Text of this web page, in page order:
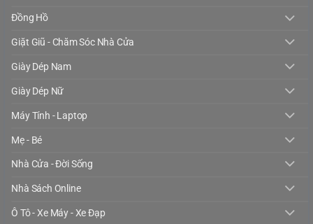
Đồng Hồ
Giặt Giũ - Chăm Sóc Nhà Cửa
Giày Dép Nam
Giày Dép Nữ
Máy Tính - Laptop
Mẹ - Bé
Nhà Cửa - Đời Sống
Nhà Sách Online
Ô Tô - Xe Máy - Xe Đạp